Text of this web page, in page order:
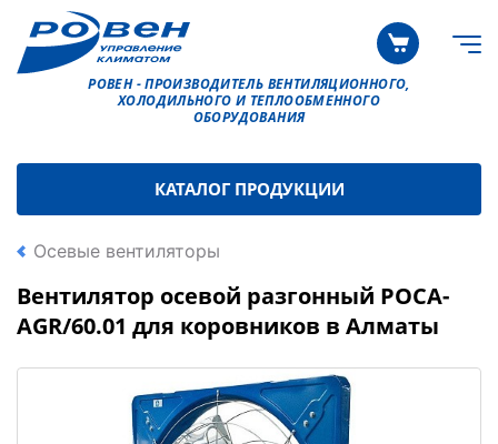
РОВЕН - ПРОИЗВОДИТЕЛЬ ВЕНТИЛЯЦИОННОГО,
ХОЛОДИЛЬНОГО И ТЕПЛООБМЕННОГО
ОБОРУДОВАНИЯ
КАТАЛОГ ПРОДУКЦИИ
Осевые вентиляторы
Вентилятор осевой разгонный РОСА-
AGR/60.01 для коровников в Алматы